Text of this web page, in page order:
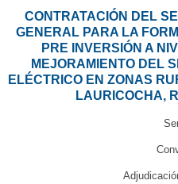
CONTRATACIÓN DEL
GENERAL PARA LA
PRE INVERSIÓN A
MEJORAMIENTO DEL
ELÉCTRICO EN ZONAS
LAURICOCHA,